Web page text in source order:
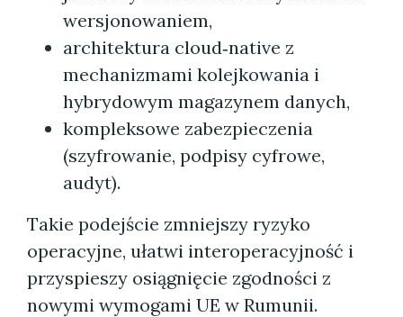
wersjonowaniem,
architektura cloud‑native z
mechanizmami kolejkowania i
hybrydowym magazynem danych,
kompleksowe zabezpieczenia
(szyfrowanie, podpisy cyfrowe,
audyt).
Takie podejście zmniejszy ryzyko
operacyjne, ułatwi interoperacyjność i
przyspieszy osiągnięcie zgodności z
nowymi wymogami UE w Rumunii.